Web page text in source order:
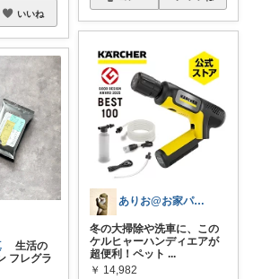
いいね
生活の
フレグラ
ありお@お家パスタ x 楽天ROOM
冬の大掃除や洗車に、この
ケルヒャーハンディエアが
超便利！ペット ...
￥ 14,982